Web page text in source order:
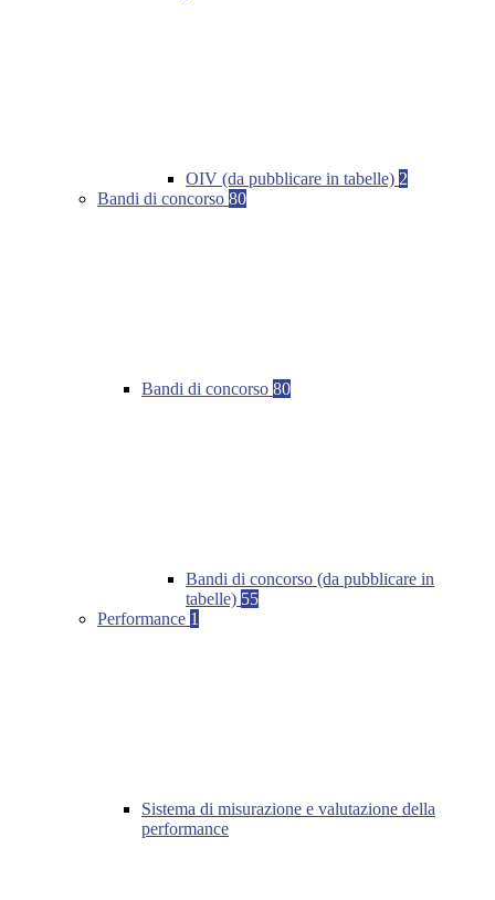
OIV (da pubblicare in tabelle) 2
Bandi di concorso 80
Bandi di concorso 80
Bandi di concorso (da pubblicare in
tabelle) 55
Performance 1
Sistema di misurazione e valutazione della
performance